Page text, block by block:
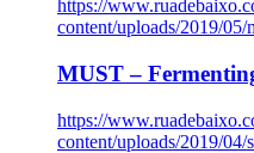
https://
content/uploads/2019/
MUST –
https://
content/uploads/2019/